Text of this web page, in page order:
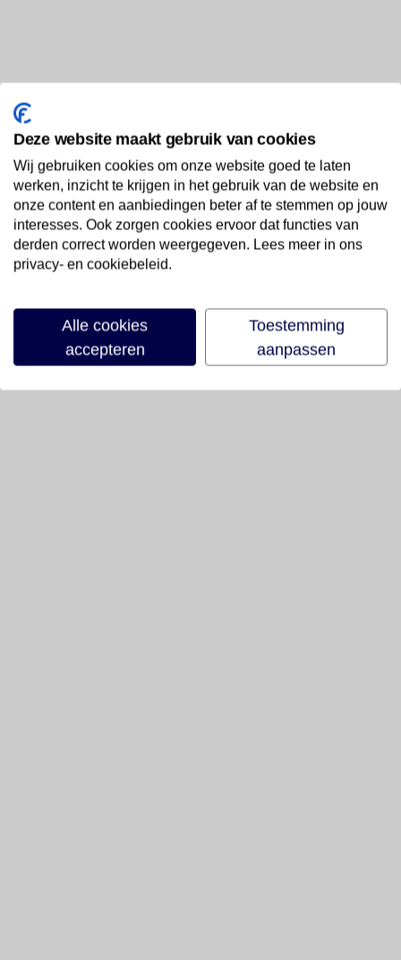
Deze website maakt gebruik van cookies
Wij gebruiken cookies om onze website goed te laten
werken, inzicht te krijgen in het gebruik van de website en
onze content en aanbiedingen beter af te stemmen op jouw
interesses. Ook zorgen cookies ervoor dat functies van
derden correct worden weergegeven. Lees meer in ons
privacy- en cookiebeleid.
Alle cookies
accepteren
Toestemming
aanpassen